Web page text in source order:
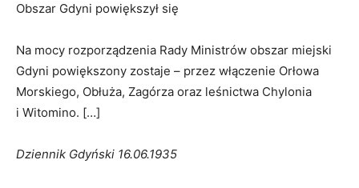
Obszar Gdyni powiększył się
Na mocy rozporządzenia Rady Ministrów obszar miejski
Gdyni powiększony zostaje – przez włączenie Orłowa
Morskiego, Obłuża, Zagórza oraz leśnictwa Chylonia
i Witomino. […]
Dziennik Gdyński 16.06.1935